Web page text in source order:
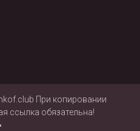
При копировании
ссылка обязательна!